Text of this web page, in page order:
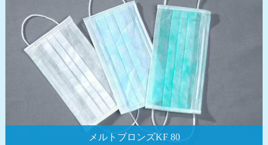
メルトブロンズKF 80